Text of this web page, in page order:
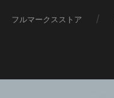
フルマークスストア